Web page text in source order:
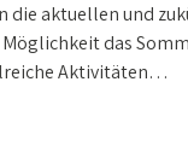
die aktuellen und
das
Aktivitäten…